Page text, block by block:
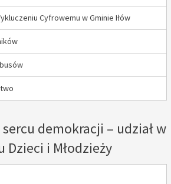
Cyfrowemu w Gminie Iłów
sercu demokracji – udział w
Dzieci i Młodzieży